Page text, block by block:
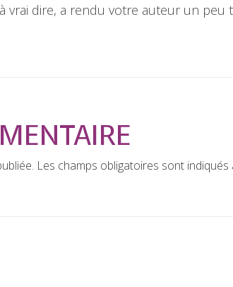
vrai dire, a rendu votre auteur un
Les champs obligatoires sont indiqués